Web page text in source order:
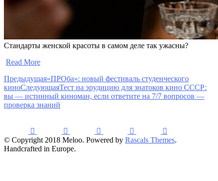
Стандарты женской красоты в самом деле так ужасны?
Read More
Предыдущая«ПРОба»: новый фестиваль студенческого
киноСледующаяТест на эрудицию для знатоков кино СССР:
вы — истинный киноман, если ответите на 7/7 вопросов —
проверка знаний
© Copyright 2018 Meloo. Powered by Rascals Themes.
Handcrafted in Europe.